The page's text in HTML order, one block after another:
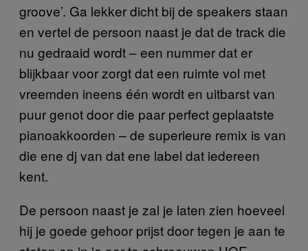
groove’. Ga lekker dicht bij de speakers staan
en vertel de persoon naast je dat de track die
nu gedraaid wordt – een nummer dat er
blijkbaar voor zorgt dat een ruimte vol met
vreemden ineens één wordt en uitbarst van
puur genot door die paar perfect geplaatste
pianoakkoorden – de superieure remix is van
die ene dj van dat ene label dat iedereen
kent.
De persoon naast je zal je laten zien hoeveel
hij je goede gehoor prijst door tegen je aan te